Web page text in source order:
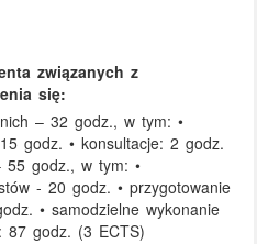
związanych z
się:
– 32 godz., w tym: •
godz. • konsultacje: 2 godz.
55 godz., w tym: •
- 20 godz. • przygotowanie
• samodzielne wykonanie
87 godz. (3 ECTS)